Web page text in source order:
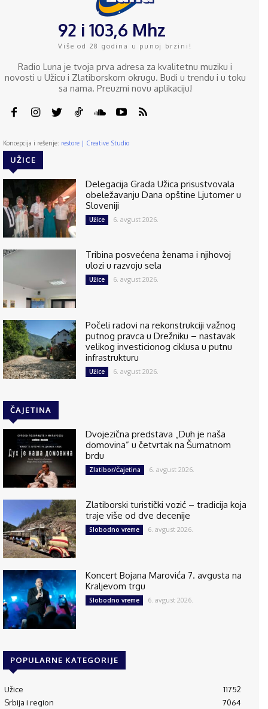
92 i 103,6 Mhz
Više od 28 godina u punoj brzini!
Radio Luna je tvoja prva adresa za kvalitetnu muziku i
novosti u Užicu i Zlatiborskom okrugu. Budi u trendu i u toku
sa nama. Preuzmi novu aplikaciju!
Koncepcija i rešenje: restore | Creative Studio
UŽICE
Delegacija Grada Užica prisustvovala
obeležavanju Dana opštine Ljutomer u
Sloveniji
Užice 6. avgust 2026.
Tribina posvećena ženama i njihovoj
ulozi u razvoju sela
Užice 6. avgust 2026.
Počeli radovi na rekonstrukciji važnog
putnog pravca u Drežniku – nastavak
velikog investicionog ciklusa u putnu
infrastrukturu
Užice 6. avgust 2026.
ČAJETINA
Dvojezična predstava „Duh je naša
domovina” u četvrtak na Šumatnom
brdu
Zlatibor/Čajetina 6. avgust 2026.
Zlatiborski turistički vozić – tradicija koja
traje više od dve decenije
Slobodno vreme 6. avgust 2026.
Koncert Bojana Marovića 7. avgusta na
Kraljevom trgu
Slobodno vreme 6. avgust 2026.
POPULARNE KATEGORIJE
Užice
11752
Srbija i region
7064